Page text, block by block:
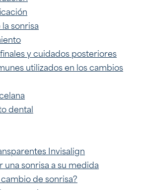
sonrisa
y cuidados posteriores
utilizados en los cambios
dental
Invisalign
una sonrisa a su medida
de sonrisa?